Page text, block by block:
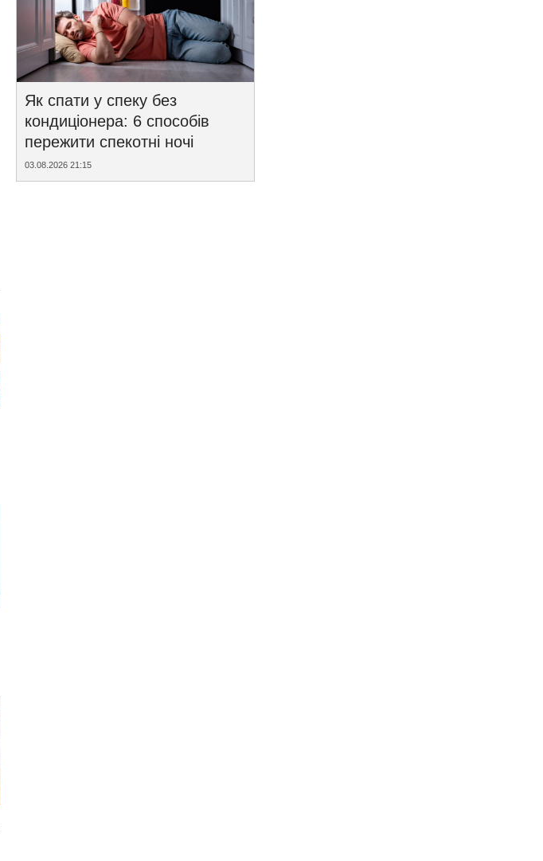
Як спати у спеку без
кондиціонера: 6 способів
пережити спекотні ночі
03.08.2026 21:15